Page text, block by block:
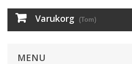
Varukorg (Tom)
MENU